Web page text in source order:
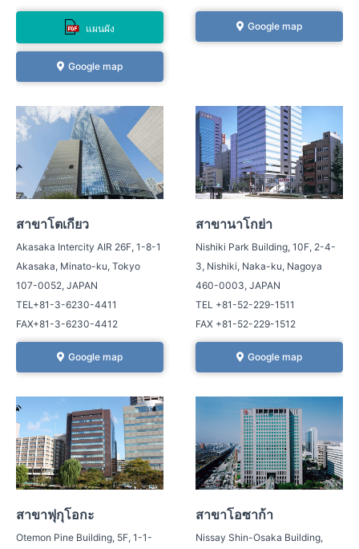
แผนผัง
Google map
Google map
สาขาโตเกียว
Akasaka Intercity AIR 26F, 1-8-1
Akasaka, Minato-ku, Tokyo
107-0052, JAPAN
TEL+81-3-6230-4411
FAX+81-3-6230-4412
Google map
สาขานาโกย่า
Nishiki Park Building, 10F, 2-4-
3, Nishiki, Naka-ku, Nagoya
460-0003, JAPAN
TEL +81-52-229-1511
FAX +81-52-229-1512
Google map
สาขาฟุกุโอกะ
Otemon Pine Building, 5F, 1-1-
สาขาโอซาก้า
Nissay Shin-Osaka Building,